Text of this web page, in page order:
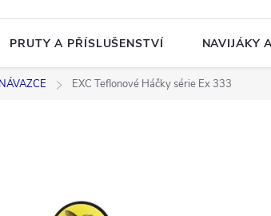
PRUTY A PŘÍSLUŠENSTVÍ NAVIJÁKY
EXC Teflonové Háčky série Ex 333